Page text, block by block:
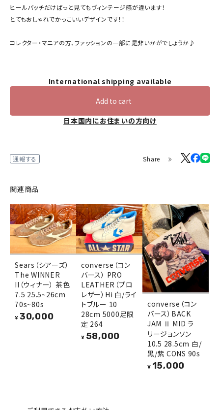
ヒールパッチだけぱっと見てもヴィンテージ感が違います！
とてもおしゃれでかっこいいデザインです！！
コレクター・マニアの方、ファッションの一部に是非いかがでしょうか♪
International shipping available
Add to cart
日本国内にお住まいの方向け
通報する Share
関連商品
Sears（シアーズ）
The WINNER
II（ウィナー） 茶色
7.5 25.5~26cm
70s~80s
¥ 30,000
converse（コン
バース） PRO
LEATHER（プロ
レザー）Hi 白/ライ
トブルー 10
28cm 5000足限
定 264
¥ 58,000
converse（コン
バース）BACK
JAM Ⅱ MID ラ
リージョンソン
10.5 28.5cm 白/
黒/紫 CONS 90s
¥ 15,000